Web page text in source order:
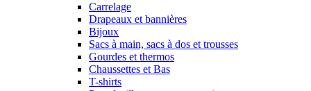
Carrelage
Drapeaux et bannières
Bijoux
Sacs à main, sacs à dos et trousses
Gourdes et thermos
Chaussettes et Bas
T-shirts